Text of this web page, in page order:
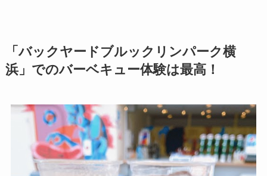
「バックヤードブルックリンパーク横
浜」でのバーベキュー体験は最高！